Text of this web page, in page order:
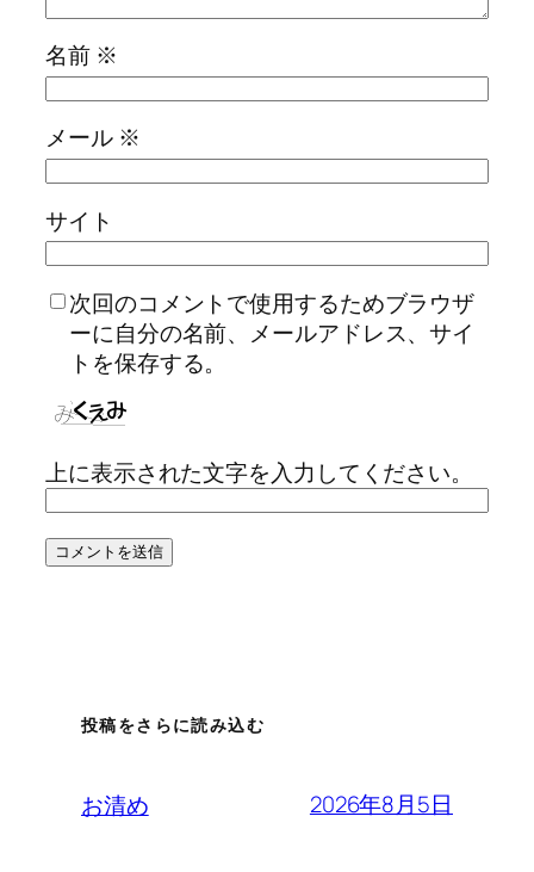
名前 ※
メール ※
サイト
次回のコメントで使用するためブラウザ
ーに自分の名前、メールアドレス、サイ
トを保存する。
上に表示された文字を入力してください。
投稿をさらに読み込む
お清め 2026年8月5日